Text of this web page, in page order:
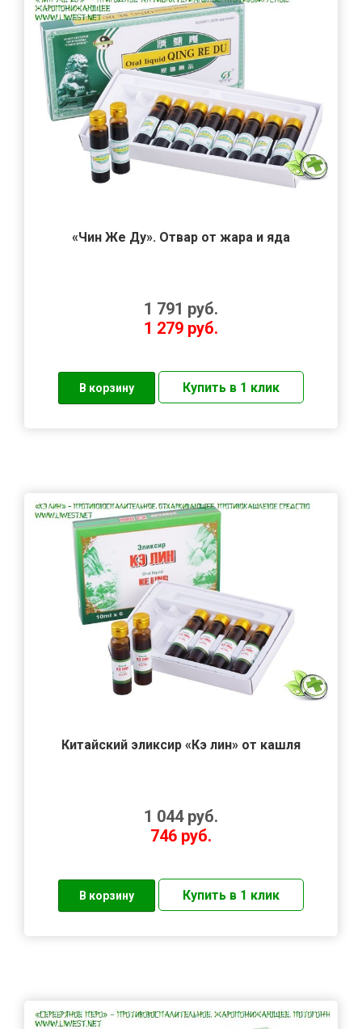
«Чин Же Ду». Отвар от жара и яда
1 791 руб.
1 279 руб.
Китайский эликсир «Кэ лин» от кашля
1 044 руб.
746 руб.